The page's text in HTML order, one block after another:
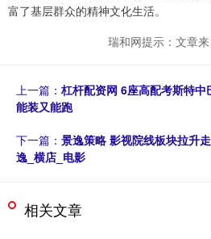
富了基层群众的精神文化生活。
瑞和网提示：文章来
上一篇： 杠杆配资网 6座高配考斯特
能装又能跑
下一篇： 景逸策略 影视院线板块拉升
逸_横店_电影
相关文章